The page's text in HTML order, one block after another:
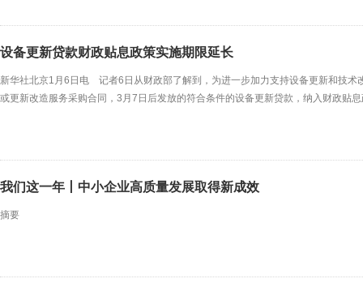
设备更新贷款财政贴息政策实施期限延长
新华社北京1月6日电 记者6日从财政部了解到，为进一步加力支持设备更新和技
或更新改造服务采购合同，3月7日后发放的符合条件的设备更新贷款，纳入财政贴
我们这一年丨中小企业高质量发展取得新成效
摘要